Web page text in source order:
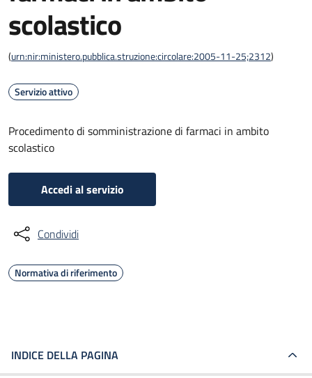
scolastico
(urn:nir:ministero.pubblica.struzione:circolare:2005-11-25;2312)
Servizio attivo
Procedimento di somministrazione di farmaci in ambito
scolastico
Accedi al servizio
Condividi
Normativa di riferimento
INDICE DELLA PAGINA